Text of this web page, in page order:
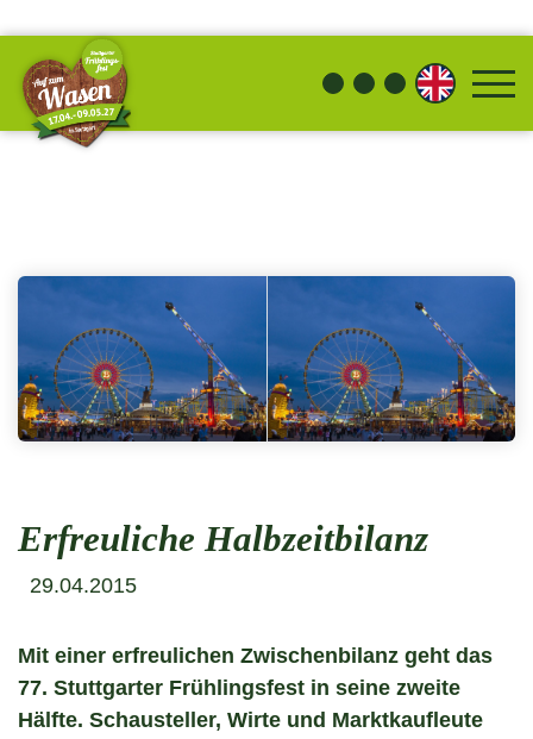
Erfreuliche Halbzeitbilanz
29.04.2015
Mit einer erfreulichen Zwischenbilanz geht das
77. Stuttgarter Frühlingsfest in seine zweite
Hälfte. Schausteller, Wirte und Marktkaufleute